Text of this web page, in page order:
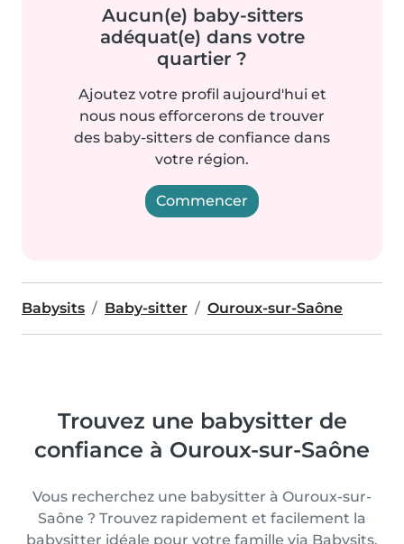
Aucun(e) baby-sitters
adéquat(e) dans votre
quartier ?
Ajoutez votre profil aujourd'hui et
nous nous efforcerons de trouver
des baby-sitters de confiance dans
votre région.
Commencer
Babysits Baby-sitter Ouroux-sur-Saône
Trouvez une babysitter de
confiance à Ouroux-sur-Saône
Vous recherchez une babysitter à Ouroux-sur-
Saône ? Trouvez rapidement et facilement la
babysitter idéale pour votre famille via Babysits.